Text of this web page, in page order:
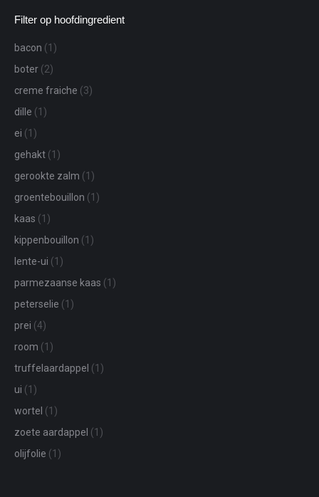
Filter op hoofdingredient
bacon (1)
boter (2)
creme fraiche (3)
dille (1)
ei (1)
gehakt (1)
gerookte zalm (1)
groentebouillon (1)
kaas (1)
kippenbouillon (1)
lente-ui (1)
parmezaanse kaas (1)
peterselie (1)
prei (4)
room (1)
truffelaardappel (1)
ui (1)
wortel (1)
zoete aardappel (1)
olijfolie (1)